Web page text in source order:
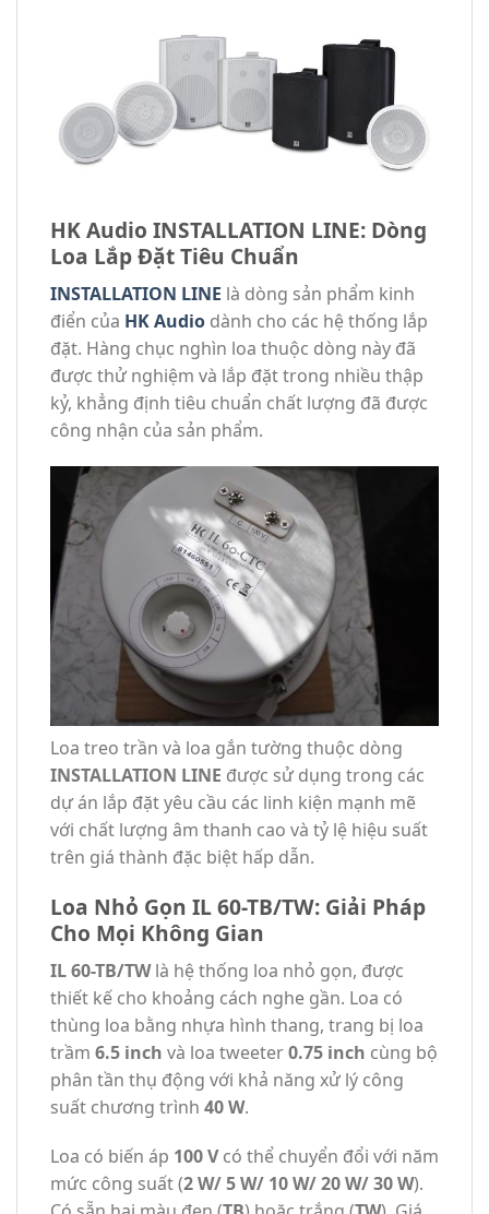
HK Audio INSTALLATION LINE: Dòng
Loa Lắp Đặt Tiêu Chuẩn
INSTALLATION LINE là dòng sản phẩm kinh
điển của HK Audio dành cho các hệ thống lắp
đặt. Hàng chục nghìn loa thuộc dòng này đã
được thử nghiệm và lắp đặt trong nhiều thập
kỷ, khẳng định tiêu chuẩn chất lượng đã được
công nhận của sản phẩm.
Loa treo trần và loa gắn tường thuộc dòng
INSTALLATION LINE được sử dụng trong các
dự án lắp đặt yêu cầu các linh kiện mạnh mẽ
với chất lượng âm thanh cao và tỷ lệ hiệu suất
trên giá thành đặc biệt hấp dẫn.
Loa Nhỏ Gọn IL 60-TB/TW: Giải Pháp
Cho Mọi Không Gian
IL 60-TB/TWlà hệ thống loa nhỏ gọn, được
thiết kế cho khoảng cách nghe gần. Loa có
thùng loa bằng nhựa hình thang, trang bị loa
trầm 6.5 inch và loa tweeter0.75 inch cùng bộ
phân tần thụ động với khả năng xử lý công
suất chương trình 40 W.
Loa có biến áp 100 Vcó thể chuyển đổi với năm
mức công suất (2 W/ 5 W/ 10 W/ 20 W/ 30 W).